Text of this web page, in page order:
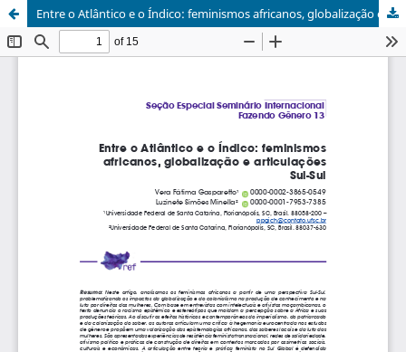
Entre o Atlântico e o Índico: feminismos africanos, globalização e articulações Sul-Sul